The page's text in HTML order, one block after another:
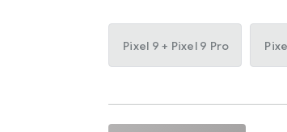
Pixel 9 + Pixel 9 Pro